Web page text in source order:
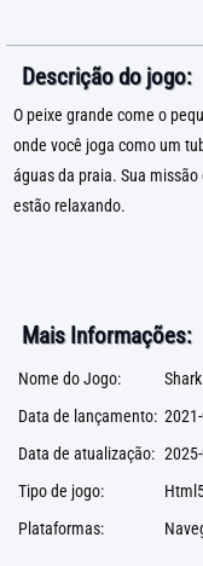
Descrição do jogo:
O peixe grande come o
onde você joga como um
águas da praia. Sua
estão relaxando.
Mais Informações:
Nome do Jogo:
Data de lançamento:
Data de atualização:
Tipo de jogo:
Plataformas: